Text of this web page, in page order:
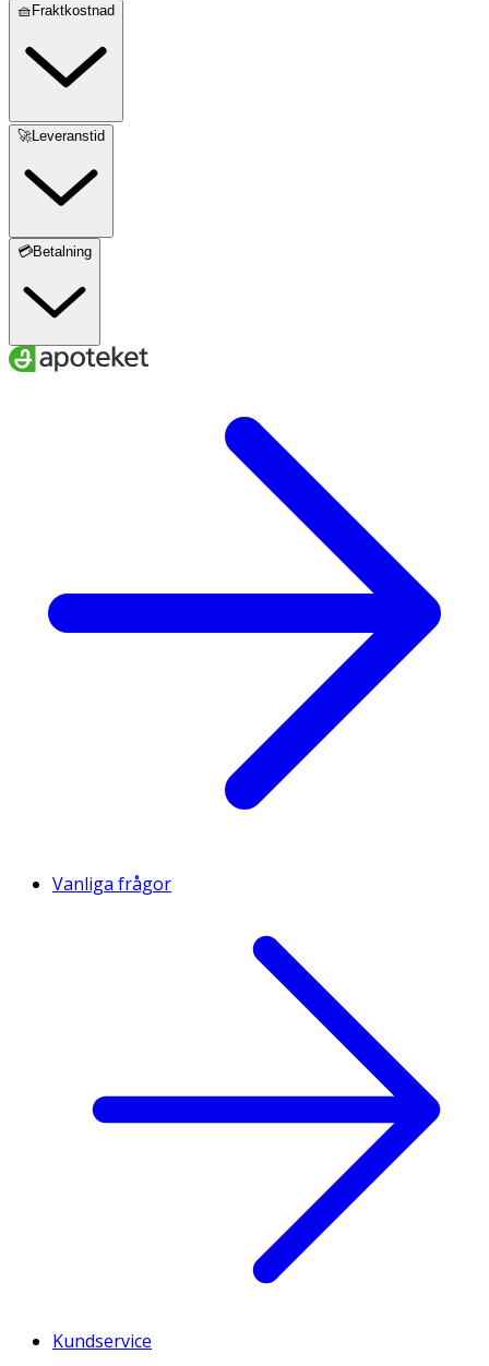
🧺Fraktkostnad
🚀Leveranstid
💳Betalning
Vanliga frågor
Kundservice